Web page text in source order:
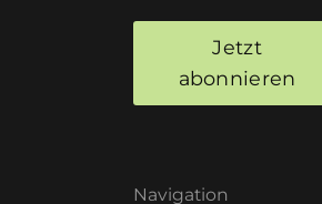
Jetzt
abonnieren
Navigation